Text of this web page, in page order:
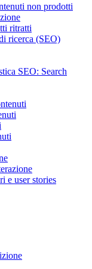
non prodotti
ritratti
ricerca (SEO)
SEO: Search
e user stories